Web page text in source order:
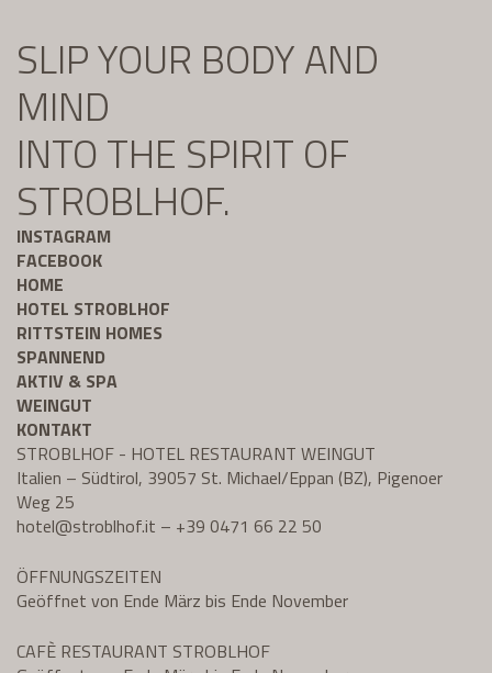
SLIP YOUR BODY AND
MIND
INTO THE SPIRIT OF
STROBLHOF.
INSTAGRAM
FACEBOOK
HOME
HOTEL STROBLHOF
RITTSTEIN HOMES
SPANNEND
AKTIV & SPA
WEINGUT
KONTAKT
STROBLHOF - HOTEL RESTAURANT WEINGUT
Italien – Südtirol, 39057 St. Michael/Eppan (BZ), Pigenoer
Weg 25
hotel@stroblhof.it – +39 0471 66 22 50
ÖFFNUNGSZEITEN
Geöffnet von Ende März bis Ende November
CAFÈ RESTAURANT STROBLHOF